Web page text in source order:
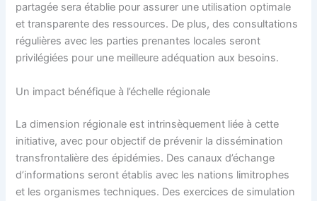
partagée sera établie pour assurer une utilisation optimale
et transparente des ressources. De plus, des consultations
régulières avec les parties prenantes locales seront
privilégiées pour une meilleure adéquation aux besoins.
Un impact bénéfique à l’échelle régionale
La dimension régionale est intrinsèquement liée à cette
initiative, avec pour objectif de prévenir la dissémination
transfrontalière des épidémies. Des canaux d’échange
d’informations seront établis avec les nations limitrophes
et les organismes techniques. Des exercices de simulation